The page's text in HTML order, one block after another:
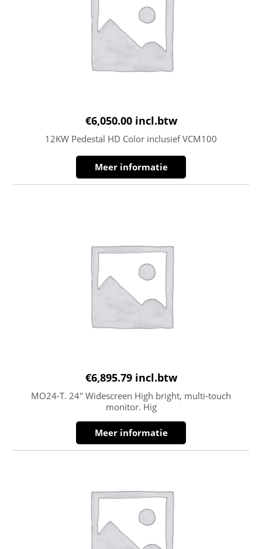
€6,050.00 incl.btw
12KW Pedestal HD Color inclusief VCM100
Meer informatie
€6,895.79 incl.btw
MO24-T. 24″ Widescreen High bright, multi-touch
monitor. Hig
Meer informatie